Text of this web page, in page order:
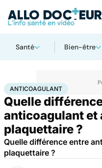
Santé Bien-être
AccueilSantéAnticoagulant
ANTICOAGULANT
Quelle
anticoagulant et
plaquettaire ?
Quelle différence entre
plaquettaire ?